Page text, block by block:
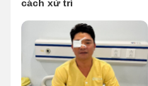
cách xử trí